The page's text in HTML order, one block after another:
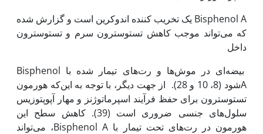
Bisphenol A یک تخریب کننده اندوکرین است و گزارش شده
که می‌تواند موجب کاهش تستوسترون سرم و تستوسترون
داخل
بیضه‌ای در موش‌ها و رت‌های تیمار شده با Bisphenol
Aشود (8، 10 و 28). از جهت دیگر، با توجه به این‌که هورمون
تستوسترون برای حفظ فرآیند اسپرماتوژنز و مهار آپوپتوزیس
سلول‌های جنسی ضروری است (39). کاهش سطح این
هورمون در رت‌های تحت تیمار با Bisphenol A، می‌تواند